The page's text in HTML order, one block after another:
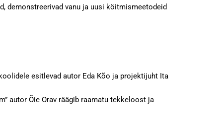
demonstreerivad vanu ja uusi köitmismeetodeid
esitlevad autor Eda Kõo ja projektijuht Ita
autor Õie Orav räägib raamatu tekkeloost ja